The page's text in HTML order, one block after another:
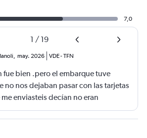
7,0
1 / 19
, may. 2026 VDE-TFN
fue bien .pero el embarque tuve
no nos dejaban pasar con las tarjetas
enviasteis decían no eran
vuelo y querían los billetes y yo no
el vuelo.suerte de una chica que